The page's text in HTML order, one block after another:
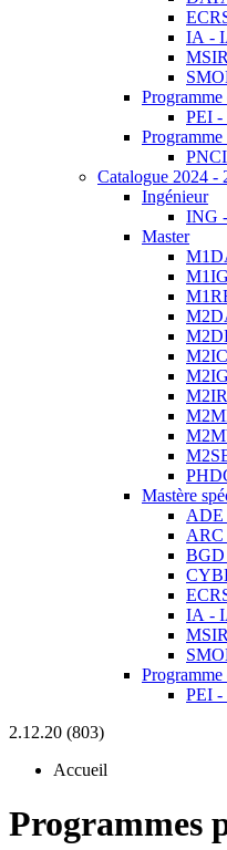
IA -
Programme
PEI -
Catalogue 2024 -
Ingénieur
ING
Master
Mastère
ADE
ARC
BGD
IA -
Programme
PEI -
2.12.20 (803)
Accueil
Programmes